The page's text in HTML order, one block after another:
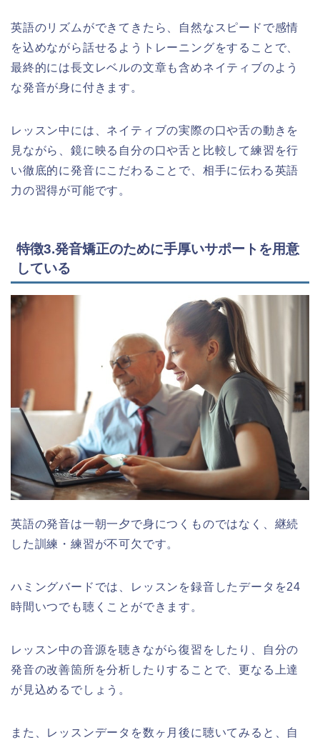
英語のリズムができてきたら、自然なスピードで感情
を込めながら話せるようトレーニングをすることで、
最終的には長文レベルの文章も含めネイティブのよう
な発音が身に付きます。
レッスン中には、ネイティブの実際の口や舌の動きを
見ながら、鏡に映る自分の口や舌と比較して練習を行
い徹底的に発音にこだわることで、相手に伝わる英語
力の習得が可能です。
特徴3.発音矯正のために手厚いサポートを用意
している
英語の発音は一朝一夕で身につくものではなく、継続
した訓練・練習が不可欠です。
ハミングバードでは、レッスンを録音したデータを24
時間いつでも聴くことができます。
レッスン中の音源を聴きながら復習をしたり、自分の
発音の改善箇所を分析したりすることで、更なる上達
が見込めるでしょう。
また、レッスンデータを数ヶ月後に聴いてみると、自